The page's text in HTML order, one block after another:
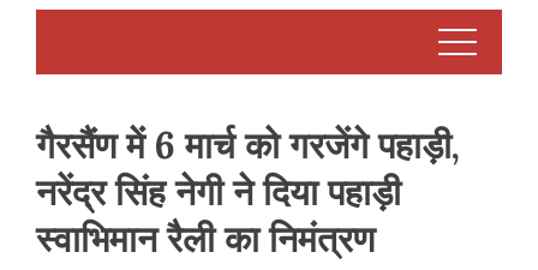
गैरसैंण में 6 मार्च को गरजेंगे पहाड़ी,
नरेंद्र सिंह नेगी ने दिया पहाड़ी
स्वाभिमान रैली का निमंत्रण